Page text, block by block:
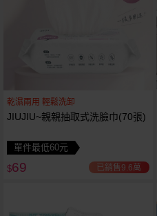
乾濕兩用 輕鬆洗卸
JIUJIU~親親抽取式洗臉巾(70張)
單件最低60元
$69 已銷售9.6萬